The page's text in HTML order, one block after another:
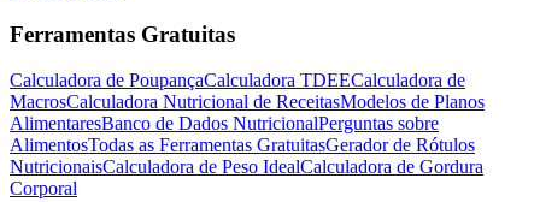
Ferramentas Gratuitas
Calculadora de PoupançaCalculadora TDEECalculadora de
MacrosCalculadora Nutricional de ReceitasModelos de Planos
AlimentaresBanco de Dados NutricionalPerguntas sobre
AlimentosTodas as Ferramentas GratuitasGerador de Rótulos
NutricionaisCalculadora de Peso IdealCalculadora de Gordura
Corporal